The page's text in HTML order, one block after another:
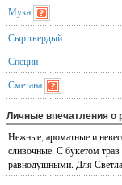
Мука
Сыр твердый
Специи
Сметана
Личные впечатления о
Нежные, ароматные и
сливочные. С букетом трав
равнодушными. Для